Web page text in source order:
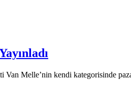
Van Melle’nin kendi kategorisinde